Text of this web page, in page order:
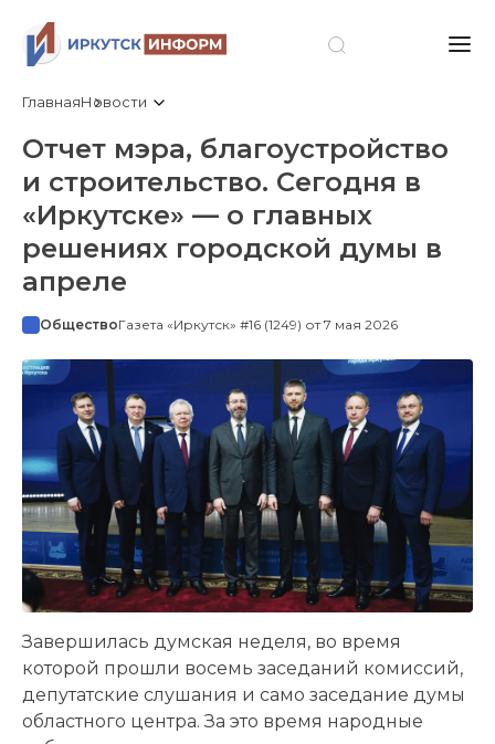
ГлавнаяНовости
Отчет мэра, благоустройство
и строительство. Сегодня в
«Иркутске» — о главных
решениях городской думы в
апреле
ОбществоГазета «Иркутск» #16 (1249) от 7 мая 2026
Завершилась думская неделя, во время
которой прошли восемь заседаний комиссий,
депутатские слушания и само заседание думы
областного центра. За это время народные